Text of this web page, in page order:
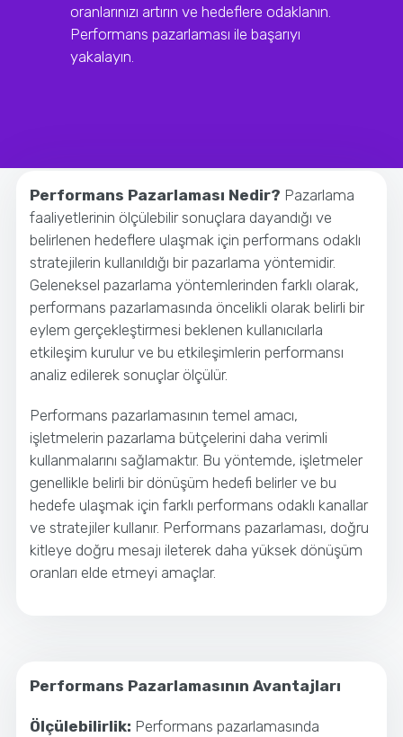
oranlarınızı artırın ve hedeflere odaklanın.
Performans pazarlaması ile başarıyı
yakalayın.
Performans Pazarlaması Nedir? Pazarlama
faaliyetlerinin ölçülebilir sonuçlara dayandığı ve
belirlenen hedeflere ulaşmak için performans odaklı
stratejilerin kullanıldığı bir pazarlama yöntemidir.
Geleneksel pazarlama yöntemlerinden farklı olarak,
performans pazarlamasında öncelikli olarak belirli bir
eylem gerçekleştirmesi beklenen kullanıcılarla
etkileşim kurulur ve bu etkileşimlerin performansı
analiz edilerek sonuçlar ölçülür.
Performans pazarlamasının temel amacı,
işletmelerin pazarlama bütçelerini daha verimli
kullanmalarını sağlamaktır. Bu yöntemde, işletmeler
genellikle belirli bir dönüşüm hedefi belirler ve bu
hedefe ulaşmak için farklı performans odaklı kanallar
ve stratejiler kullanır. Performans pazarlaması, doğru
kitleye doğru mesajı ileterek daha yüksek dönüşüm
oranları elde etmeyi amaçlar.
Performans Pazarlamasının Avantajları
Ölçülebilirlik: Performans pazarlamasında